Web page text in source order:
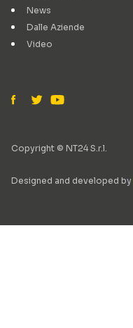
News
Dalle Aziende
Video
Copyright © NT24 S.r.l.
Designed and developed by